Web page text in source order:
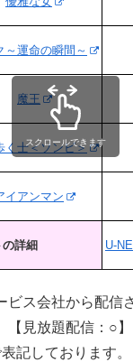
～運命の瞬間～
魔王
く士＜ソンビ＞
イアンマン
詳細 U-
スクロールできます
ビス会社から配信
【見放題配信：○】
記しております。